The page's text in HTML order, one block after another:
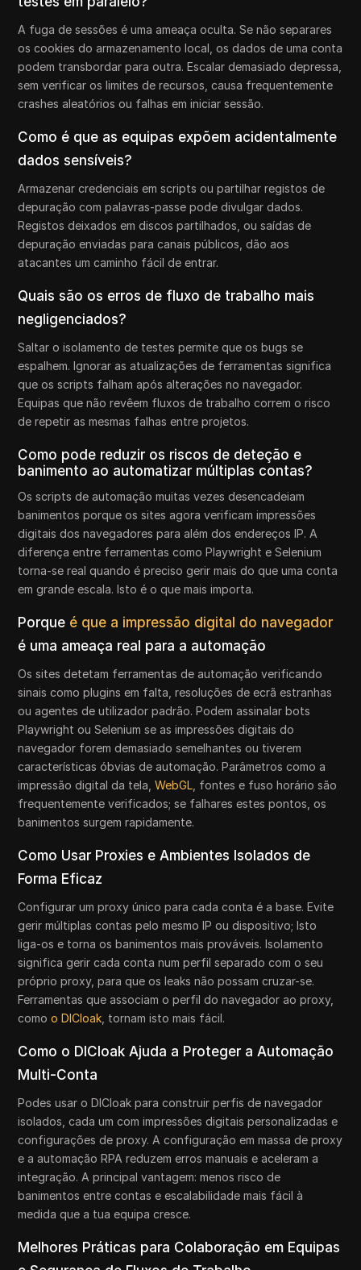
A fuga de sessões é uma ameaça oculta. Se não separares
os cookies do armazenamento local, os dados de uma conta
podem transbordar para outra. Escalar demasiado depressa,
sem verificar os limites de recursos, causa frequentemente
crashes aleatórios ou falhas em iniciar sessão.
Como é que as equipas expõem acidentalmente
dados sensíveis?
Armazenar credenciais em scripts ou partilhar registos de
depuração com palavras-passe pode divulgar dados.
Registos deixados em discos partilhados, ou saídas de
depuração enviadas para canais públicos, dão aos
atacantes um caminho fácil de entrar.
Quais são os erros de fluxo de trabalho mais
negligenciados?
Saltar o isolamento de testes permite que os bugs se
espalhem. Ignorar as atualizações de ferramentas significa
que os scripts falham após alterações no navegador.
Equipas que não revêem fluxos de trabalho correm o risco
de repetir as mesmas falhas entre projetos.
Como pode reduzir os riscos de deteção e
banimento ao automatizar múltiplas contas?
Os scripts de automação muitas vezes desencadeiam
banimentos porque os sites agora verificam impressões
digitais dos navegadores para além dos endereços IP. A
diferença entre ferramentas como Playwright e Selenium
torna-se real quando é preciso gerir mais do que uma conta
em grande escala. Isto é o que mais importa.
Porque é que a impressão digital do navegador
é uma ameaça real para a automação
Os sites detetam ferramentas de automação verificando
sinais como plugins em falta, resoluções de ecrã estranhas
ou agentes de utilizador padrão. Podem assinalar bots
Playwright ou Selenium se as impressões digitais do
navegador forem demasiado semelhantes ou tiverem
características óbvias de automação. Parâmetros como a
impressão digital da tela,WebGL , fontes e fuso horário são
frequentemente verificados; se falhares estes pontos, os
banimentos surgem rapidamente.
Como Usar Proxies e Ambientes Isolados de
Forma Eficaz
Configurar um proxy único para cada conta é a base. Evite
gerir múltiplas contas pelo mesmo IP ou dispositivo; Isto
liga-os e torna os banimentos mais prováveis. Isolamento
significa gerir cada conta num perfil separado com o seu
próprio proxy, para que os leaks não possam cruzar-se.
Ferramentas que associam o perfil do navegador ao proxy,
comoo DICloak , tornam isto mais fácil.
Como o DICloak Ajuda a Proteger a Automação
Multi-Conta
Podes usar o DICloak para construir perfis de navegador
isolados, cada um com impressões digitais personalizadas e
configurações de proxy. A configuração em massa de proxy
e a automação RPA reduzem erros manuais e aceleram a
integração. A principal vantagem: menos risco de
banimentos entre contas e escalabilidade mais fácil à
medida que a tua equipa cresce.
Melhores Práticas para Colaboração em Equipas